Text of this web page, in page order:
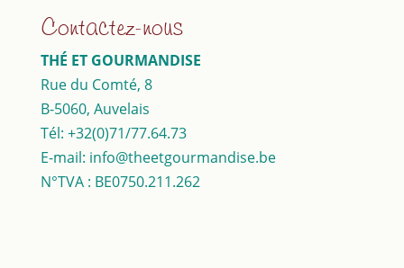
Contactez-nous
THÉ ET GOURMANDISE
Rue du Comté, 8
B-5060, Auvelais
Tél: +32(0)71/77.64.73
E-mail: info@theetgourmandise.be
N°TVA : BE0750.211.262